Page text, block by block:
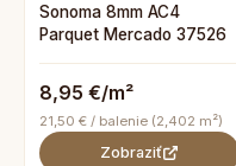
Sonoma 8mm AC4
Parquet Mercado 37526
8,95 €/m²
21,50 € / balenie (2,402 m²)
Zobraziť